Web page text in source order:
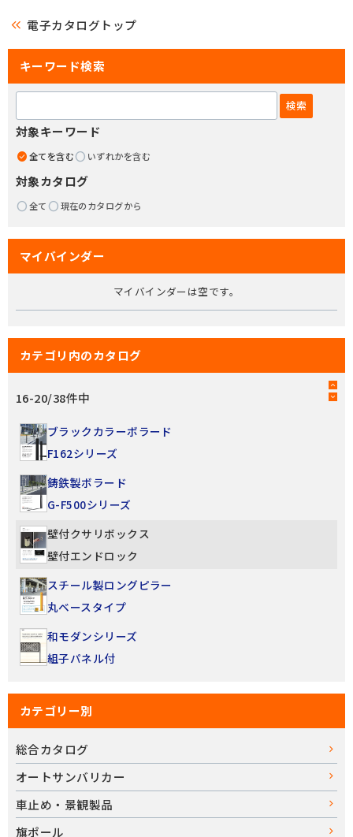
keyboard_double_arrow_left 電子カタログトップ
キーワード検索
対象キーワード
全てを含む いずれかを含む
対象カタログ
全て 現在のカタログから
マイバインダー
マイバインダーは空です。
カテゴリ内のカタログ
16-20/38件中
ブラックカラーボラード
F162シリーズ
鋳鉄製ボラード
G-F500シリーズ
壁付クサリボックス
壁付エンドロック
スチール製ロングピラー
丸ベースタイプ
和モダンシリーズ
組子パネル付
カテゴリー別
総合カタログ
オートサンバリカー
車止め・景観製品
旗ポール